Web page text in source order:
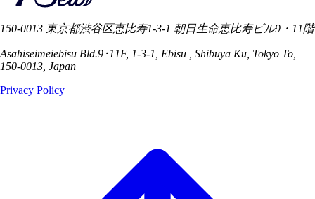
150-0013 東京都渋谷区恵比寿1-3-1 朝日生命恵比寿ビル9・11階
Asahiseimeiebisu Bld.9･11F, 1-3-1, Ebisu , Shibuya Ku, Tokyo To,
150-0013, Japan
Privacy Policy